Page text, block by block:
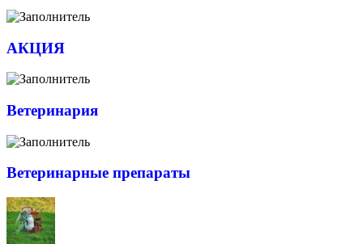
АКЦИЯ
Ветеринария
Ветеринарные препараты